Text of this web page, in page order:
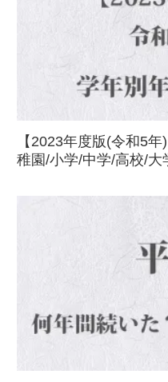
【2023年度版(令和5
稚園/小学/中学/高校/大